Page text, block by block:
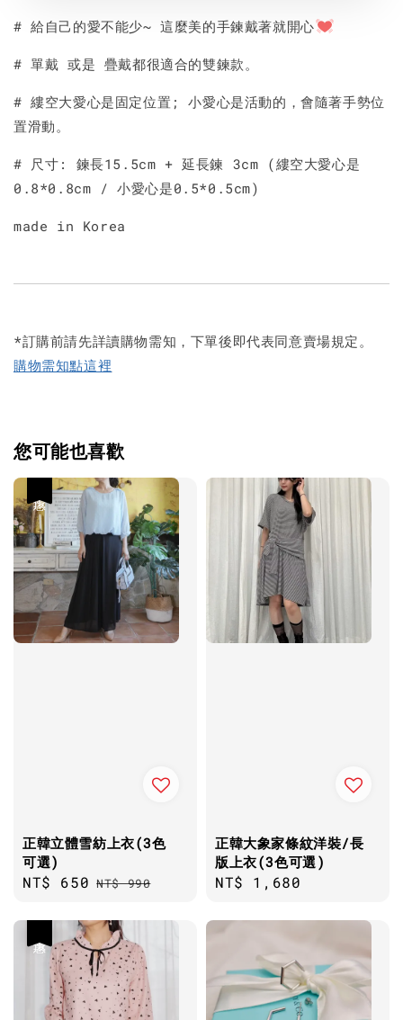
# 給自己的愛不能少~ 這麼美的手鍊戴著就開心
# 單戴 或是 疊戴都很適合的雙鍊款。
# 縷空大愛心是固定位置; 小愛心是活動的，會隨著手勢位
置滑動。
# 尺寸: 鍊長15.5cm + 延長鍊 3cm (縷空大愛心是
0.8*0.8cm / 小愛心是0.5*0.5cm)
made in Korea
*訂購前請先詳讀購物需知，下單後即代表同意賣場規定。
購物需知點這裡
您可能也喜歡
正韓立體雪紡上衣(3色
可選)
Sale
NT$ 650 Regular
NT$ 990
正韓大象家條紋洋裝/長
版上衣(3色可選)
Regular
NT$ 1,680